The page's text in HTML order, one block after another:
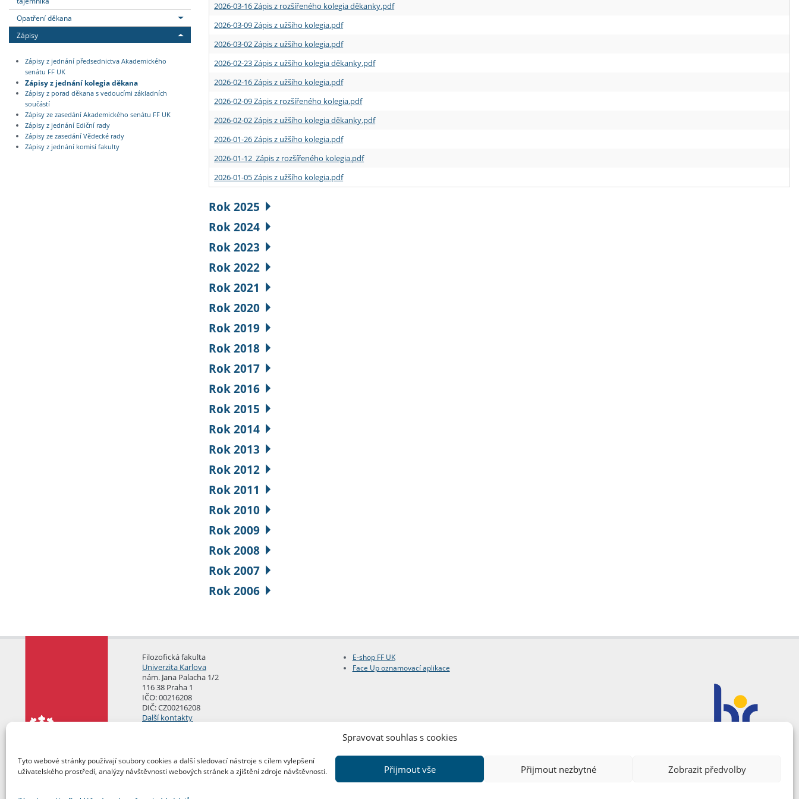
Spravovat souhlas s cookies
Tyto webové stránky používají soubory cookies a další sledovací nástroje s cílem vylepšení
uživatelského prostředí, analýzy návštěvnosti webových stránek a zjištění zdroje návštěvnosti.
Přijmout vše Přijmout nezbytné Zobrazit předvolby
Opatření děkana
Zápisy
Zápisy z jednání předsednictva Akademického
senátu FF UK
Zápisy z jednání kolegia děkana
Zápisy z porad děkana s vedoucími základních
součástí
Zápisy ze zasedání Akademického senátu FF UK
Zápisy z jednání Ediční rady
Zápisy ze zasedání Vědecké rady
Zápisy z jednání komisí fakulty
2026-03-16 Zápis z rozšířeného kolegia děkanky.pdf
2026-03-09 Zápis z užšího kolegia.pdf
2026-03-02 Zápis z užšího kolegia.pdf
2026-02-23 Zápis z užšího kolegia děkanky.pdf
2026-02-16 Zápis z užšího kolegia.pdf
2026-02-09 Zápis z rozšířeného kolegia.pdf
2026-02-02 Zápis z užšího kolegia děkanky.pdf
2026-01-26 Zápis z užšího kolegia.pdf
2026-01-12 Zápis z rozšířeného kolegia.pdf
2026-01-05 Zápis z užšího kolegia.pdf
Rok 2025
Rok 2024
Rok 2023
Rok 2022
Rok 2021
Rok 2020
Rok 2019
Rok 2018
Rok 2017
Rok 2016
Rok 2015
Rok 2014
Rok 2013
Rok 2012
Rok 2011
Rok 2010
Rok 2009
Rok 2008
Rok 2007
Rok 2006
Filozofická fakulta
Univerzita Karlova
nám. Jana Palacha 1/2
116 38 Praha 1
IČO: 00216208
DIČ: CZ00216208
Další kontakty
E-shop FF UK
Face Up oznamovací aplikace